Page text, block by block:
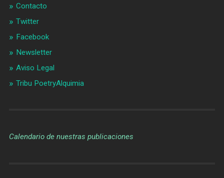
Contacto
Twitter
Facebook
Newsletter
Aviso Legal
Tribu PoetryAlquimia
Calendario de nuestras publicaciones